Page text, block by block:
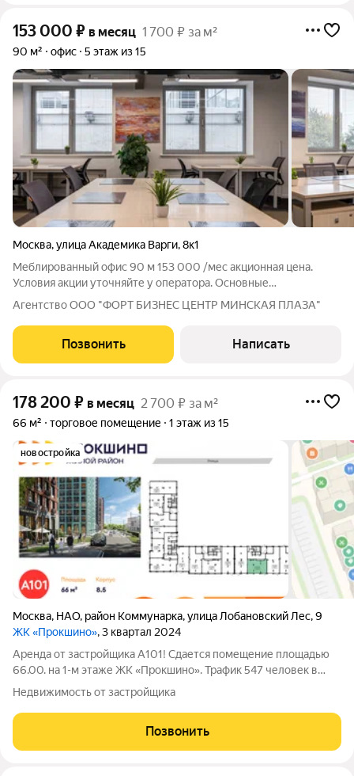
153 000 ₽ в месяц 1 700 ₽ за м²
90 м² офис 5 этаж из 15
Москва,улица Академика Варги,8к1
Меблированный офис 90 м 153 000 /мес акционная цена.
Условия акции уточняйте у оператора. Основные
преимущества: - Готовый офис с качественной отделкой и
современной мебелью. - Все необходимые удобства: удобная
кухня, пространство для переговоров,
Агентство ООО "ФОРТ БИЗНЕС ЦЕНТР МИНСКАЯ ПЛАЗА"
Позвонить Написать
178 200 ₽ в месяц 2 700 ₽ за м²
66 м² торговое помещение 1 этаж из 15
новостройка
Москва, НАО, район Коммунарка,улица Лобановский Лес,9
ЖК «Прокшино», 3 квартал 2024
Аренда от застройщика А101! Сдается помещение площадью
66.00. на 1-м этаже ЖК «Прокшино». Трафик 547 человек в
день. Технические характеристики помещения: - Помещение
свободного назначения с отдельным входом и окнами с видом
на улицу; - Без отделки;
Недвижимость от застройщика
Позвонить